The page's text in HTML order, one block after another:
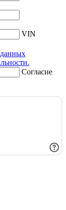
VIN
данных
Согласие